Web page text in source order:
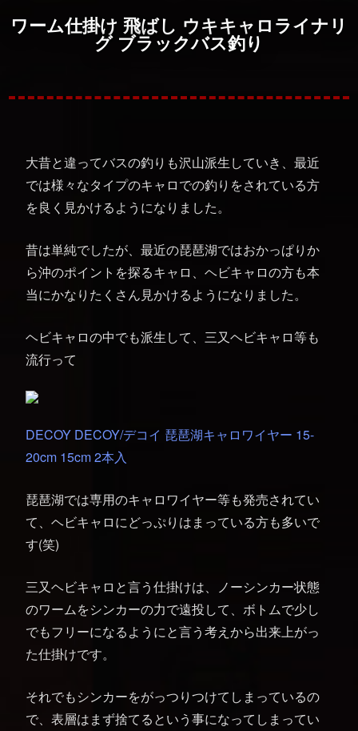
ワーム仕掛け 飛ばし ウキキャロライナリ
グ ブラックバス釣り
大昔と違ってバスの釣りも沢山派生していき、最近
では様々なタイプのキャロでの釣りをされている方
を良く見かけるようになりました。
昔は単純でしたが、最近の琵琶湖ではおかっぱりか
ら沖のポイントを探るキャロ、ヘビキャロの方も本
当にかなりたくさん見かけるようになりました。
ヘビキャロの中でも派生して、三又ヘビキャロ等も
流行って
DECOY DECOY/デコイ 琵琶湖キャロワイヤー 15-
20cm 15cm 2本入
琵琶湖では専用のキャロワイヤー等も発売されてい
て、ヘビキャロにどっぷりはまっている方も多いで
す(笑)
三又ヘビキャロと言う仕掛けは、ノーシンカー状態
のワームをシンカーの力で遠投して、ボトムで少し
でもフリーになるようにと言う考えから出来上がっ
た仕掛けです。
それでもシンカーをがっつりつけてしまっているの
で、表層はまず捨てるという事になってしまってい